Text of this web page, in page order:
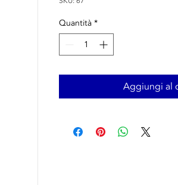
Quantità *
Aggiungi al